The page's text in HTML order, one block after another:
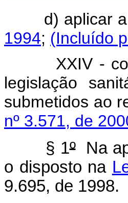
d) aplicar
1994; (Incluído
XXIV -
legislação
submetidos ao
nº 3.571, de
§ 1ºNa
o disposto na
9.695, de 1998.